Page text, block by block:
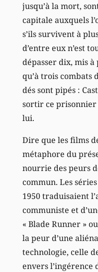
jusqu’à la mort,
capitale auxquels
s’ils survivent à
d’entre eux n’est
dépasser dix, mis à
qu’à trois combats
dés sont pipés :
sortir ce
lui.
Dire que les films
métaphore du
nourrie des peurs
commun. Les
1950 traduisaient
communiste et
« Blade Runner »
la peur d’une
technologie, celle
envers l’ingérence